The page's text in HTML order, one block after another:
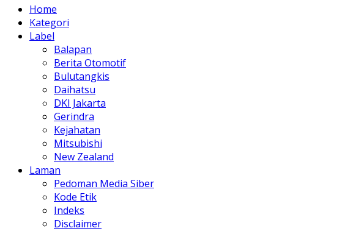
Home
Kategori
Label
Balapan
Berita Otomotif
Bulutangkis
Daihatsu
DKI Jakarta
Gerindra
Kejahatan
Mitsubishi
New Zealand
Laman
Pedoman Media Siber
Kode Etik
Indeks
Disclaimer